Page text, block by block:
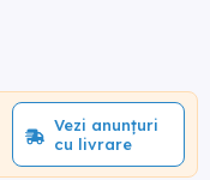
Vezi anunțuri
cu livrare